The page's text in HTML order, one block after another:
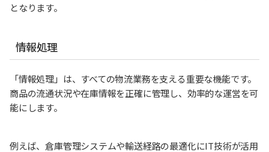
となります。
情報処理
「情報処理」は、すべての物流業務を支える重要な機能です。
商品の流通状況や在庫情報を正確に管理し、効率的な運営を可
能にします。
例えば、倉庫管理システムや輸送経路の最適化にIT技術が活用